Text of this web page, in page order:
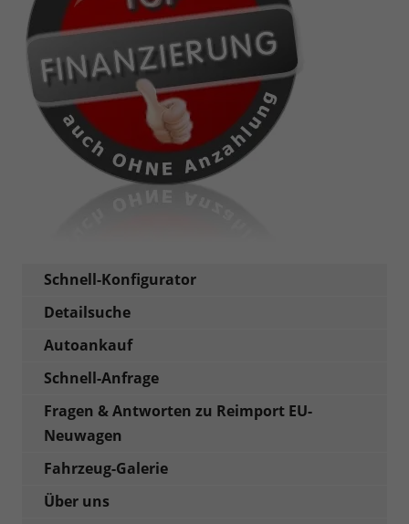
Schnell-Konfigurator
Detailsuche
Autoankauf
Schnell-Anfrage
Fragen & Antworten zu Reimport EU-
Neuwagen
Fahrzeug-Galerie
Über uns